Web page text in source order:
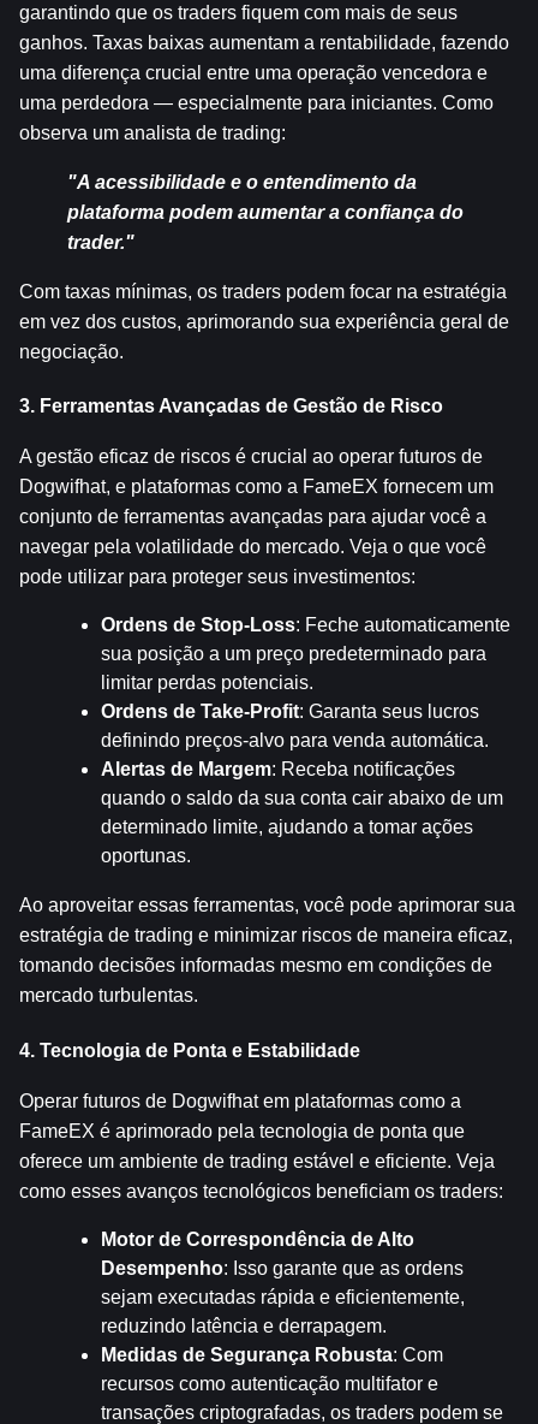
garantindo que os traders fiquem com mais de seus
ganhos. Taxas baixas aumentam a rentabilidade, fazendo
uma diferença crucial entre uma operação vencedora e
uma perdedora — especialmente para iniciantes. Como
observa um analista de trading:
"A acessibilidade e o entendimento da
plataforma podem aumentar a confiança do
trader."
Com taxas mínimas, os traders podem focar na estratégia
em vez dos custos, aprimorando sua experiência geral de
negociação.
3. Ferramentas Avançadas de Gestão de Risco
A gestão eficaz de riscos é crucial ao operar futuros de
Dogwifhat, e plataformas como a FameEX fornecem um
conjunto de ferramentas avançadas para ajudar você a
navegar pela volatilidade do mercado. Veja o que você
pode utilizar para proteger seus investimentos:
Ordens de Stop-Loss: Feche automaticamente
sua posição a um preço predeterminado para
limitar perdas potenciais.
Ordens de Take-Profit: Garanta seus lucros
definindo preços-alvo para venda automática.
Alertas de Margem: Receba notificações
quando o saldo da sua conta cair abaixo de um
determinado limite, ajudando a tomar ações
oportunas.
Ao aproveitar essas ferramentas, você pode aprimorar sua
estratégia de trading e minimizar riscos de maneira eficaz,
tomando decisões informadas mesmo em condições de
mercado turbulentas.
4. Tecnologia de Ponta e Estabilidade
Operar futuros de Dogwifhat em plataformas como a
FameEX é aprimorado pela tecnologia de ponta que
oferece um ambiente de trading estável e eficiente. Veja
como esses avanços tecnológicos beneficiam os traders:
Motor de Correspondência de Alto
Desempenho: Isso garante que as ordens
sejam executadas rápida e eficientemente,
reduzindo latência e derrapagem.
Medidas de Segurança Robusta: Com
recursos como autenticação multifator e
transações criptografadas, os traders podem se